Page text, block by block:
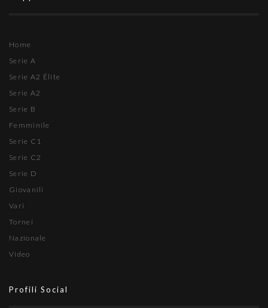
Home
Serie A
Serie A2 Élite
Serie A2
Serie B
Femminile
Serie C1
Serie C2
Serie D
Giovanili
Vari
Tornei
Nazionale
Video
Profili Social